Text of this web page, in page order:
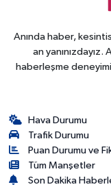
Anında haber,
an
haberleşme
Hava Durumu
Trafik Durumu
Puan Durumu ve
Tüm Manşetler
Son Dakika